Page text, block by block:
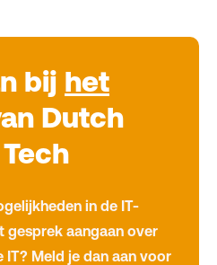
bij het
Dutch
in de IT-
gesprek aangaan over
IT? Meld je dan aan voor